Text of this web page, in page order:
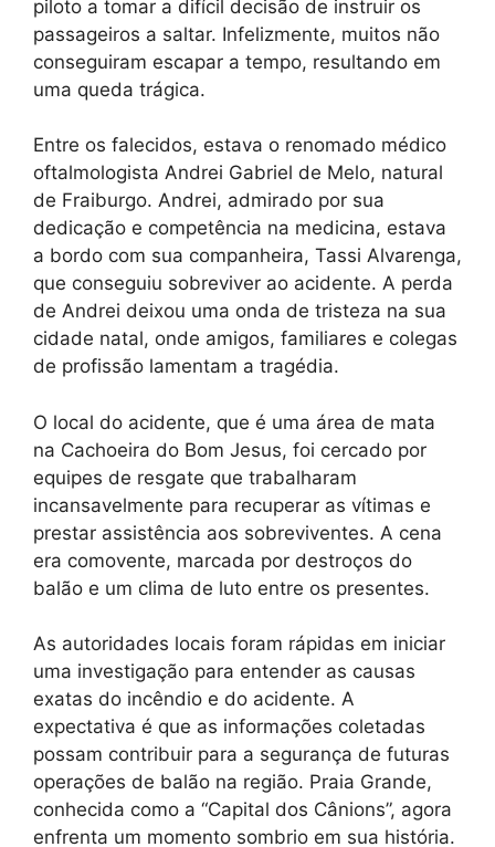
piloto a tomar a difícil decisão de instruir os
passageiros a saltar. Infelizmente, muitos não
conseguiram escapar a tempo, resultando em
uma queda trágica.
Entre os falecidos, estava o renomado médico
oftalmologista Andrei Gabriel de Melo, natural
de Fraiburgo. Andrei, admirado por sua
dedicação e competência na medicina, estava
a bordo com sua companheira, Tassi Alvarenga,
que conseguiu sobreviver ao acidente. A perda
de Andrei deixou uma onda de tristeza na sua
cidade natal, onde amigos, familiares e colegas
de profissão lamentam a tragédia.
O local do acidente, que é uma área de mata
na Cachoeira do Bom Jesus, foi cercado por
equipes de resgate que trabalharam
incansavelmente para recuperar as vítimas e
prestar assistência aos sobreviventes. A cena
era comovente, marcada por destroços do
balão e um clima de luto entre os presentes.
As autoridades locais foram rápidas em iniciar
uma investigação para entender as causas
exatas do incêndio e do acidente. A
expectativa é que as informações coletadas
possam contribuir para a segurança de futuras
operações de balão na região. Praia Grande,
conhecida como a “Capital dos Cânions”, agora
enfrenta um momento sombrio em sua história.